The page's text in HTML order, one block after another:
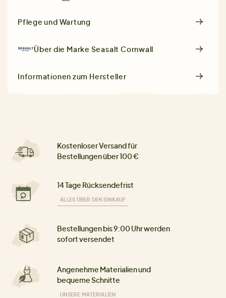
Pflege und Wartung
Über die Marke Seasalt Cornwall
Informationen zum Hersteller
Kostenloser Versand für
Bestellungen über 100 €
14 Tage Rücksendefrist
ALLES ÜBER DEN EINKAUF
Bestellungen bis 9:00 Uhr werden
sofort versendet
Angenehme Materialien und
bequeme Schnitte
UNSERE MATERIALIEN